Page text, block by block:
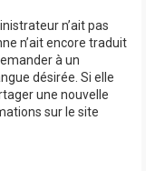
n’ait pas
n’ait encore traduit
à un
désirée. Si elle
une nouvelle
sur le site